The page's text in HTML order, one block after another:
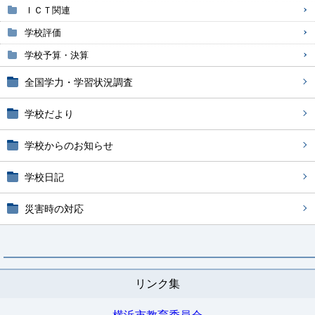
ＩＣＴ関連
学校評価
学校予算・決算
全国学力・学習状況調査
学校だより
学校からのお知らせ
学校日記
災害時の対応
リンク集